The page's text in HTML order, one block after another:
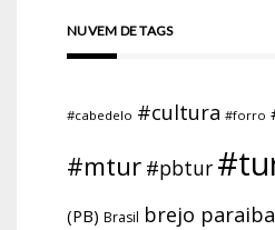
NUVEM DE TAGS
#cabedelo #cultura #forro
#mtur #pbtur
(PB) Brasil brejo